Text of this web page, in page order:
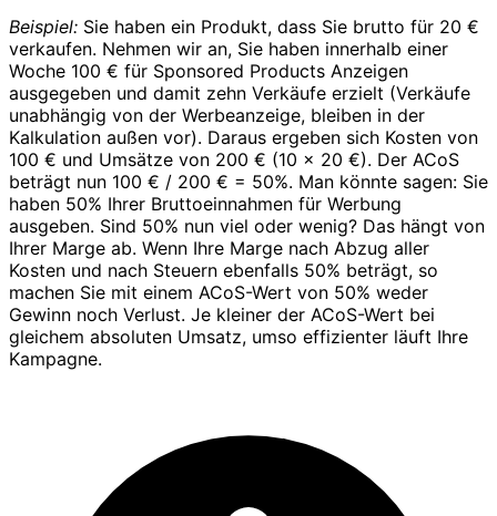
Beispiel: Sie haben ein Produkt, dass Sie brutto für 20 €
verkaufen. Nehmen wir an, Sie haben innerhalb einer
Woche 100 € für Sponsored Products Anzeigen
ausgegeben und damit zehn Verkäufe erzielt (Verkäufe
unabhängig von der Werbeanzeige, bleiben in der
Kalkulation außen vor). Daraus ergeben sich Kosten von
100 € und Umsätze von 200 € (10 x 20 €). Der ACoS
beträgt nun 100 € / 200 € = 50%. Man könnte sagen: Sie
haben 50% Ihrer Bruttoeinnahmen für Werbung
ausgeben. Sind 50% nun viel oder wenig? Das hängt von
Ihrer Marge ab. Wenn Ihre Marge nach Abzug aller
Kosten und nach Steuern ebenfalls 50% beträgt, so
machen Sie mit einem ACoS-Wert von 50% weder
Gewinn noch Verlust. Je kleiner der ACoS-Wert bei
gleichem absoluten Umsatz, umso effizienter läuft Ihre
Kampagne.